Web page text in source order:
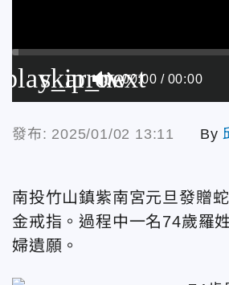
play_arrow
skip_next
00:00 00:00
發布: 2025/01/02 13:11 By
南投竹山鎮紫南宮元旦發贈
金戒指。過程中一名74歲羅
婦遺願。